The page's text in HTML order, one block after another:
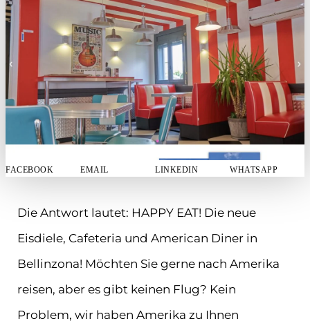
FACEBOOK EMAIL LINKEDIN WHATSAPP
Die Antwort lautet: HAPPY EAT! Die neue
Eisdiele, Cafeteria und American Diner in
Bellinzona! Möchten Sie gerne nach Amerika
reisen, aber es gibt keinen Flug? Kein
Problem, wir haben Amerika zu Ihnen